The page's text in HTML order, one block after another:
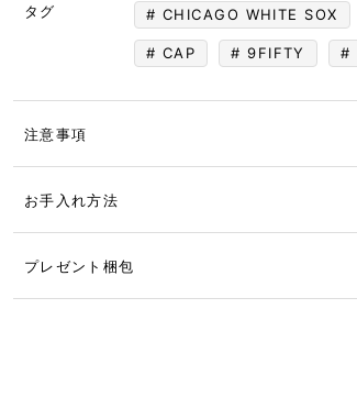
タグ CHICAGO WHITE SOX
CAP 9FIFTY
注意事項
お手入れ方法
プレゼント梱包